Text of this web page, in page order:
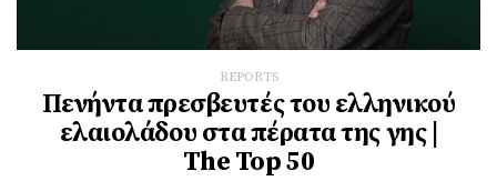
REPORTS
Πενήντα πρεσβευτές του ελληνικού
ελαιολάδου στα πέρατα της γης |
The Top 50